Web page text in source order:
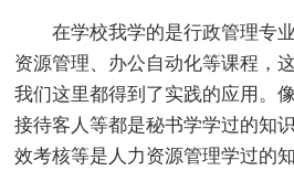
在学校我学的是行政管理专业
资源管理、办公自动化等课程，
我们这里都得到了实践的应用。
接待客人等都是秘书学学过的知
效考核等是人力资源管理学过的